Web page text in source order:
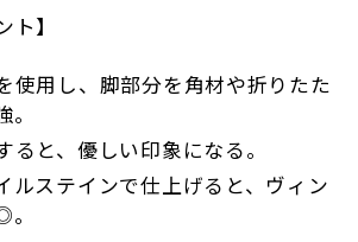
ト】
使用し、脚部分を角材や折りたた
ると、優しい印象になる。
ルステインで仕上げると、ヴィン